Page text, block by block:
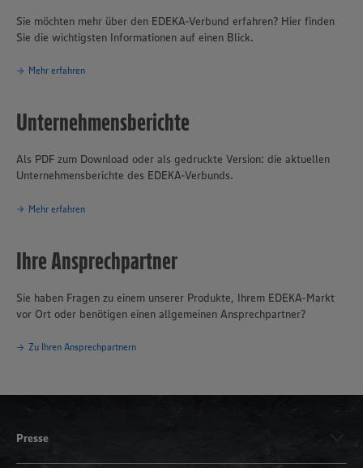
Sie möchten mehr über den EDEKA-Verbund erfahren? Hier finden
Sie die wichtigsten Informationen auf einen Blick.
Mehr erfahren
Unternehmensberichte
Als PDF zum Download oder als gedruckte Version: die aktuellen
Unternehmensberichte des EDEKA-Verbunds.
Mehr erfahren
Ihre Ansprechpartner
Sie haben Fragen zu einem unserer Produkte, Ihrem EDEKA-Markt
vor Ort oder benötigen einen allgemeinen Ansprechpartner?
Zu Ihren Ansprechpartnern
Presse